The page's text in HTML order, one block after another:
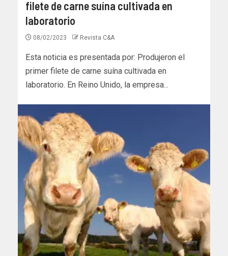
filete de carne suína cultivada en
laboratorio
08/02/2023 Revista C&A
Esta noticia es presentada por: Produjeron el
primer filete de carne suína cultivada en
laboratorio. En Reino Unido, la empresa...